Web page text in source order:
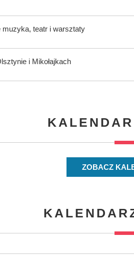
muzyka, teatr i warsztaty
i Mikołajkach
ZOBACZ